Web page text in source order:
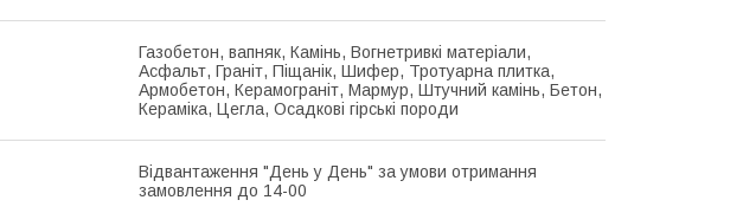
Газобетон, вапняк, Камінь, Вогнетривкі матеріали,
Асфальт, Граніт, Піщанік, Шифер, Тротуарна плитка,
Армобетон, Керамограніт, Мармур, Штучний камінь, Бетон,
Кераміка, Цегла, Осадкові гірські породи
Відвантаження "День у День" за умови отримання
замовлення до 14-00